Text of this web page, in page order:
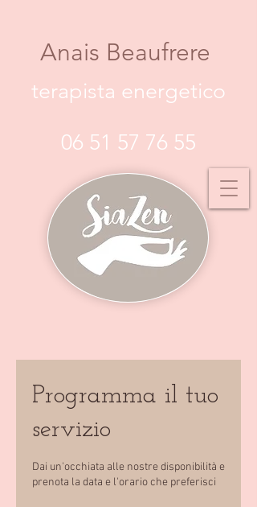
Anais Beaufrere
terapista energetico
06 51 57 76 55
Programma il tuo
servizio
Dai un'occhiata alle nostre disponibilità e
prenota la data e l'orario che preferisci